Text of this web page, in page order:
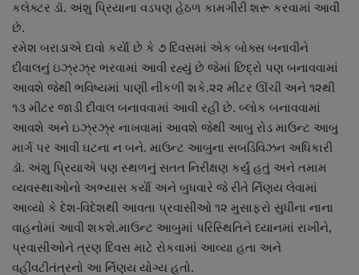
ગુનાખોરી
બોલિવૂડ
સ્વાસ્થ્ય
કલેક્ટર ડૉ. અંશુ પ્રિયાના વડપણ હેઠળ કામગીરી શરૂ કરવામાં આવી
છે.
રમેશ બરાડાએ દાવો કર્યાે છે કે ૭ દિવસમાં એક બોક્સ બનાવીને
દીવાલનું ઇઝ્રઝ્ર ભરવામાં આવી રહ્યું છે જેમાં છિદ્રો પણ બનાવવામાં
આવશે જેથી ભવિષ્યમાં પાણી નીકળી શકે.૨૨ મીટર ઊંચી અને ૧૨થી
૧૩ મીટર જાડી દીવાલ બનાવવામાં આવી રહી છે. બ્લોક બનાવવામાં
આવશે અને ઇઝ્રઝ્ર નાખવામાં આવશે જેથી આબુ રોડ માઉન્ટ આબુ
માર્ગ પર આવી ઘટના ન બને. માઉન્ટ આબુના સબડિવિઝન અધિકારી
ડૉ. અંશુ પ્રિયાએ પણ સ્થળનું સતત નિરીક્ષણ કર્યું હતું અને તમામ
વ્યવસ્થાઓનો અભ્યાસ કર્યાે અને બુધવારે જે રીતે ર્નિણય લેવામાં
આવ્યો કે દેશ-વિદેશથી આવતા પ્રવાસીઓ ૧૨ મુસાફરો સુધીના નાના
વાહનોમાં આવી શકશે.માઉન્ટ આબુમાં પરિસ્થિતિને ધ્યાનમાં રાખીને,
પ્રવાસીઓને ત્રણ દિવસ માટે રોકવામાં આવ્યા હતા અને
વહીવટીતંત્રનો આ ર્નિણય યોગ્ય હતો.